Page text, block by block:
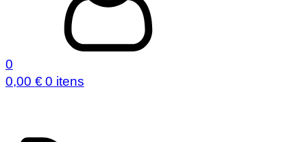
0
0,00 € 0 itens